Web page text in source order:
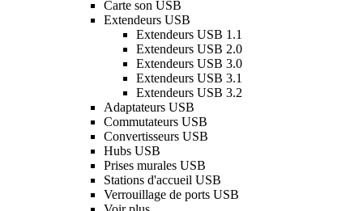
Carte son USB
Extendeurs USB
Extendeurs USB 1.1
Extendeurs USB 2.0
Extendeurs USB 3.0
Extendeurs USB 3.1
Extendeurs USB 3.2
Adaptateurs USB
Commutateurs USB
Convertisseurs USB
Hubs USB
Prises murales USB
Stations d'accueil USB
Verrouillage de ports USB